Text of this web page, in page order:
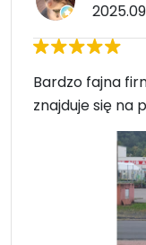
Bardzo fajna
znajduje się na